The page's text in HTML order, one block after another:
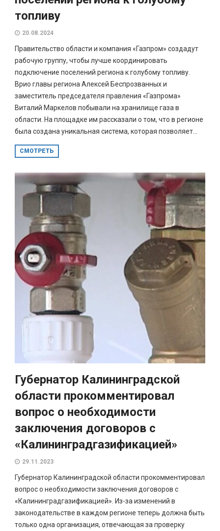
топливу
20.08.2024
Правительство области и компания «Газпром» создадут
рабочую группу, чтобы лучше координировать
подключение поселений региона к голубому топливу.
Врио главы региона Алексей Беспрозванных и
заместитель председателя правления «Газпрома»
Виталий Маркелов побывали на хранилище газа в
области. На площадке им рассказали о том, что в регионе
была создана уникальная система, которая позволяет...
СМОТРЕТЬ
Губернатор Калининградской
области прокомментировал
вопрос о необходимости
заключения договоров с
«Калининградгазификацией»
29.11.2023
Губернатор Калининградской области прокомментировал
вопрос о необходимости заключения договоров с
«Калининградгазификацией». Из-за изменений в
законодательстве в каждом регионе теперь должна быть
только одна организация, отвечающая за проверку